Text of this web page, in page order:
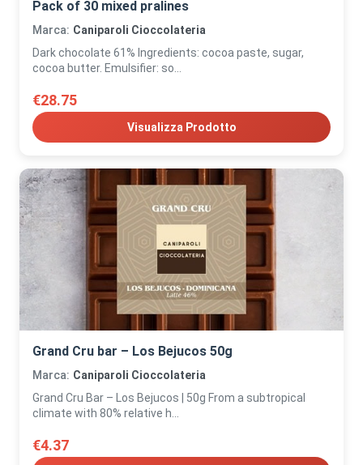
Pack of 30 mixed pralines
Marca: Caniparoli Cioccolateria
Dark chocolate 61% Ingredients: cocoa paste, sugar,
cocoa butter. Emulsifier: so...
€28.75
Visualizza Prodotto
Grand Cru bar – Los Bejucos 50g
Marca: Caniparoli Cioccolateria
Grand Cru Bar – Los Bejucos | 50g From a subtropical
climate with 80% relative h...
€4.37